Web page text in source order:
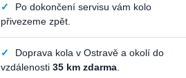
✓
Po dokončení servisu vám kolo
přivezeme zpět.
✓
Doprava kola v Ostravě a okolí do
vzdálenosti 35 km zdarma